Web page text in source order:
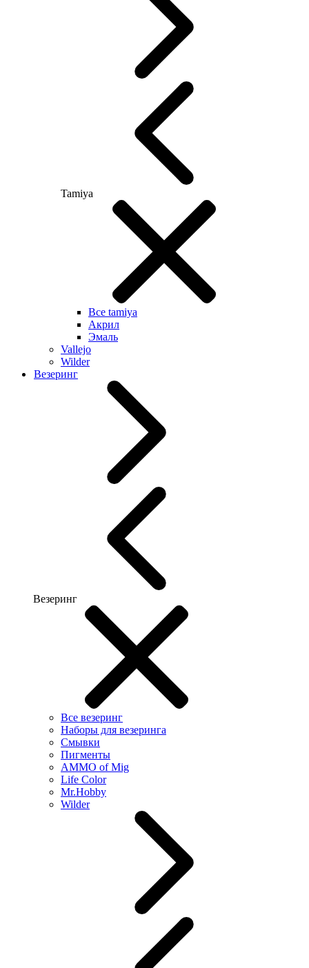
Tamiya
Все tamiya
Акрил
Эмаль
Vallejo
Wilder
Везеринг
Везеринг
Все везеринг
Наборы для везеринга
Смывки
Пигменты
AMMO of Mig
Life Color
Mr.Hobby
Wilder